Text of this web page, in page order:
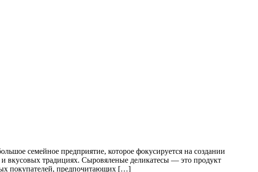
семейное предприятие, которое фокусируется на создании
вкусовых традициях. Сыровяленые деликатесы — это продукт
покупателей, предпочитающих […]